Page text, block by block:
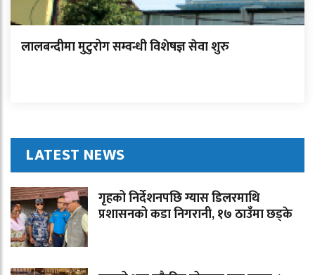
लालबन्दीमा मुटुरोग सम्वन्धी विशेषज्ञ सेवा शुरु
LATEST NEWS
गृहको निर्देशनपछि ग्यास डिलरमाथि
प्रशासनको कडा निगरानी, १७ ठाउँमा छड्के